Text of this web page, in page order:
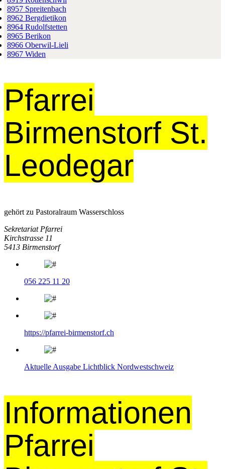
8957 Spreitenbach
8962 Bergdietikon
8964 Rudolfstetten
8965 Berikon
8966 Oberwil-Lieli
8967 Widen
Pfarrei
Birmenstorf St.
Leodegar
gehört zu Pastoralraum Wasserschloss
Sekretariat Pfarrei
Kirchstrasse 11
5413 Birmenstorf
056 225 11 20
https://pfarrei-birmenstorf.ch
Aktuelle Ausgabe Lichtblick Nordwestschweiz
Informationen
Pfarrei